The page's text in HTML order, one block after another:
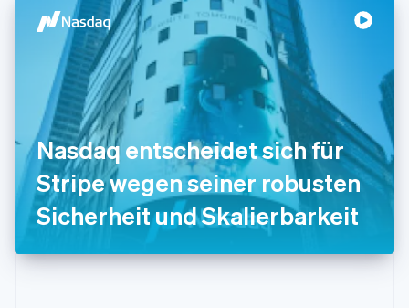
Nasdaq entscheidet sich für
Stripe wegen seiner robusten
Sicherheit und Skalierbarkeit
Kanada
EnglishFrançais
Kroatien
EnglishItaliano
Lettland
English
Liechtenstein
DeutschEnglish
Litauen
English
Luxemburg
Français DeutschEnglish
Malaysia
Malta